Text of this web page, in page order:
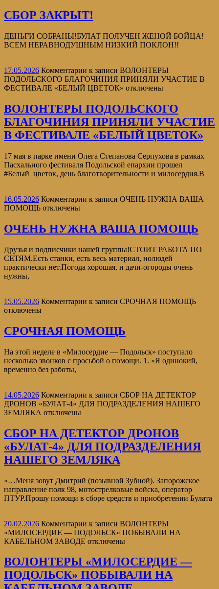
СБОР ЗАКРЫТ!
ДЕНЬГИ СОБРАНЫ!БУЛАТ ПОЛУЧЕН ЖЕНОЙ БОЙЦА!
ВСЕМ НЕРАВНОДУШНЫМ НИЗКИЙ ПОКЛОН!!
17.05.2026 Комментарии к записи ВОЛОНТЕРЫ
ПОДОЛЬСКОГО БЛАГОЧИНИЯ ПРИНЯЛИ УЧАСТИЕ В
ФЕСТИВАЛЕ «БЕЛЫЙ ЦВЕТОК» отключены
ВОЛОНТЕРЫ ПОДОЛЬСКОГО
БЛАГОЧИНИЯ ПРИНЯЛИ УЧАСТИЕ
В ФЕСТИВАЛЕ «БЕЛЫЙ ЦВЕТОК»
17 мая в парке имени Олега Степанова Серпухова в рамках
Пасхального фестиваля Подольской епархии прошел
#Белый_цветок, день благотворительности и милосердия.В
16.05.2026 Комментарии к записи ОЧЕНЬ НУЖНА ВАША
ПОМОЩЬ отключены
ОЧЕНЬ НУЖНА ВАША ПОМОЩЬ
Друзья и подписчики нашей группы!СТОИТ РАБОТА ПО
СЕТЯМ.Есть станки, есть весь материал, нолюдей
практически нет.Погода хорошая, и дачи-огороды очень
нужны,
15.05.2026 Комментарии к записи СРОЧНАЯ ПОМОЩЬ
отключены
СРОЧНАЯ ПОМОЩЬ
На этой неделе в «Милосердие — Подольск» поступало
несколько звонков с просьбой о помощи. 1. «Я одинокий,
временно без работы,
14.05.2026 Комментарии к записи СБОР НА ДЕТЕКТОР
ДРОНОВ «БУЛАТ-4» ДЛЯ ПОДРАЗДЕЛЕНИЯ НАШЕГО
ЗЕМЛЯКА отключены
СБОР НА ДЕТЕКТОР ДРОНОВ
«БУЛАТ-4» ДЛЯ ПОДРАЗДЕЛЕНИЯ
НАШЕГО ЗЕМЛЯКА
«…Меня зовут Дмитрий (позывной Зубной). Запорожское
направление полк 98, мотострелковые войска, оператор
ПТУР.Прошу помощи в сборе средств и приобретении Булата
20.02.2026 Комментарии к записи ВОЛОНТЕРЫ
«МИЛОСЕРДИЕ — ПОДОЛЬСК» ПОБЫВАЛИ НА
КАБЕЛЬНОМ ЗАВОДЕ отключены
ВОЛОНТЕРЫ «МИЛОСЕРДИЕ —
ПОДОЛЬСК» ПОБЫВАЛИ НА